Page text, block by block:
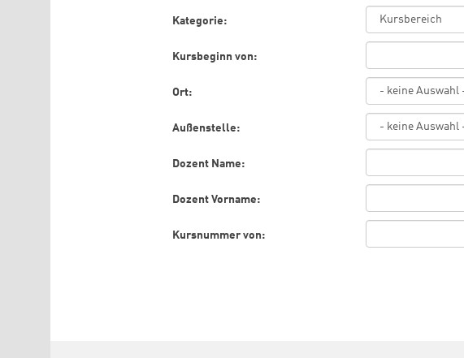
Kategorie:
Kursbeginn von:
Ort:
Außenstelle:
Dozent Name:
Dozent Vorname:
Kursnummer von: